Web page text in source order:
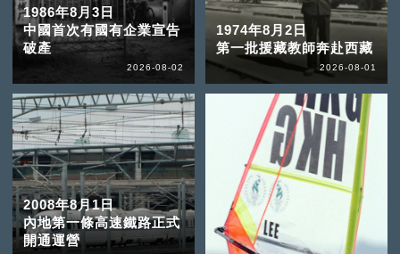
1986年8月3日
中國首次有國有企業宣告
破產
2026-08-02
1974年8月2日
第一批援藏教師奔赴西藏
2026-08-01
2008年8月1日
內地第一條高速鐵路正式
開通運營